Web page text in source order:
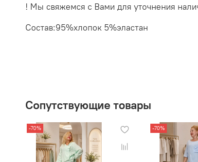
! Мы свяжемся с Вами для уточнения
Состав:95%хлопок 5%эластан
Сопутствующие товары
-70% -70%